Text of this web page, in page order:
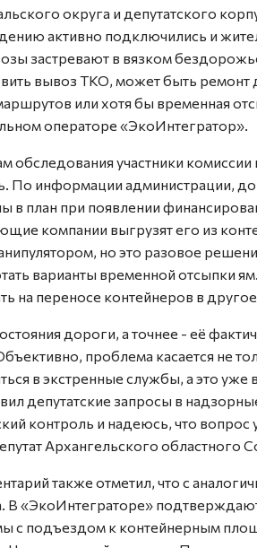
округа и депутатского
активно подключились и
застревают в вязком
вывоз ТКО, может быть
или хотя бы временная
операторе «ЭкоИнтегратор».
обследования участники
По информации администрации,
в план при появлении
компании выгрузят его из
но это разовое
варианты временной отсыпки
на переносе контейнеров в другое
дороги, а точнее - её
проблема касается не
в экстренные службы, а это
депутатские запросы в
контроль и надеюсь, что
Архангельского областного
также отметил, что с
В «ЭкоИнтеграторе»
с подъездом к контейнерным